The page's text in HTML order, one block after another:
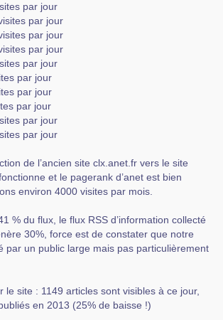
par jour
par jour
par jour
par jour
par jour
par jour
par jour
par jour
par jour
par jour
de l’ancien site clx.anet.fr vers le site
et le pagerank d’anet est bien
environ 4000 visites par mois.
% du flux, le flux RSS d’information collecté
30%, force est de constater que notre
par un public large mais pas particulièrement
le site : 1149 articles sont visibles à ce jour,
en 2013 (25% de baisse !)